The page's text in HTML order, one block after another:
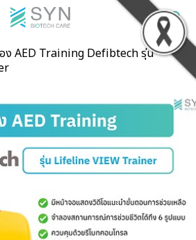
ง AED Training Defibtech รุ่น